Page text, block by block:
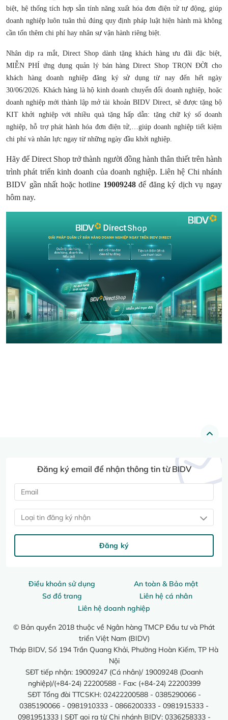
biệt, hệ thống tích hợp sẵn tính năng xuất hóa đơn điện tử tự động, giúp
doanh nghiệp luôn tuân thủ đúng quy định pháp luật hiện hành mà không
cần tốn thêm chi phí hay nhân sự vận hành riêng biệt.
Nhân dịp ra mắt, Direct Shop dành tặng khách hàng ưu đãi đặc biệt,
MIỄN PHÍ ứng dụng quản lý bán hàng Direct Shop TRỌN ĐỜI cho
khách hàng doanh nghiệp đăng ký sử dụng từ nay đến hết ngày
30/06/2026. Khách hàng là hộ kinh doanh chuyển đổi doanh nghiệp, hoặc
doanh nghiệp mới thành lập mở tài khoản BIDV Direct, sẽ được tặng bộ
KIT khởi nghiệp với nhiều quà tặng hấp dẫn: tặng chữ ký số doanh
nghiệp, hỗ trợ phát hành hóa đơn điện tử,…giúp doanh nghiệp tiết kiệm
chi phí và nhân lực ngay từ những ngày đầu khởi nghiệp.
Hãy để Direct Shop trở thành người đồng hành thân thiết trên hành
trình phát triển kinh doanh của doanh nghiệp. Liên hệ Chi nhánh
BIDV gần nhất hoặc hotline 19009248để đăng ký dịch vụ ngay
hôm nay.
Điều khoản sử dụng
An toàn & Bảo mật
Sơ đồ trang
Liên hệ cá nhân
Liên hệ doanh nghiệp
© Bản quyền 2018 thuộc về Ngân hàng TMCP Đầu tư và Phát
triển Việt Nam (BIDV)
Tháp BIDV, Số 194 Trần Quang Khải, Phường Hoàn Kiếm, TP Hà
Nội
SĐT tiếp nhận: 19009247 (Cá nhân)/ 19009248 (Doanh
nghiệp)/(+84-24) 22200588 - Fax: (+84-24) 22200399
SĐT Tổng đài TTCSKH: 02422200588 - 0385290066 -
0385190066 - 0981910333 - 0866200333 - 0981915333 -
0981951333 | SĐT gọi ra từ Chi nhánh BIDV: 0336258333 -
Đăng ký email để nhận thông tin từ BIDV
Loại tin đăng ký nhận
Đăng ký